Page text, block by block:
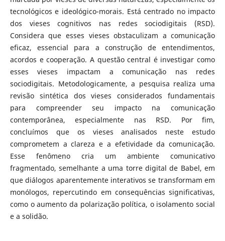
tecnológicos e ideológico-morais. Está centrado no impacto
dos vieses cognitivos nas redes sociodigitais (RSD).
Considera que esses vieses obstaculizam a comunicação
eficaz, essencial para a construção de entendimentos,
acordos e cooperação. A questão central é investigar como
esses vieses impactam a comunicação nas redes
sociodigitais. Metodologicamente, a pesquisa realiza uma
revisão sintética dos vieses considerados fundamentais
para compreender seu impacto na comunicação
contemporânea, especialmente nas RSD. Por fim,
concluímos que os vieses analisados neste estudo
comprometem a clareza e a efetividade da comunicação.
Esse fenômeno cria um ambiente comunicativo
fragmentado, semelhante a uma torre digital de Babel, em
que diálogos aparentemente interativos se transformam em
monólogos, repercutindo em consequências significativas,
como o aumento da polarização política, o isolamento social
e a solidão.